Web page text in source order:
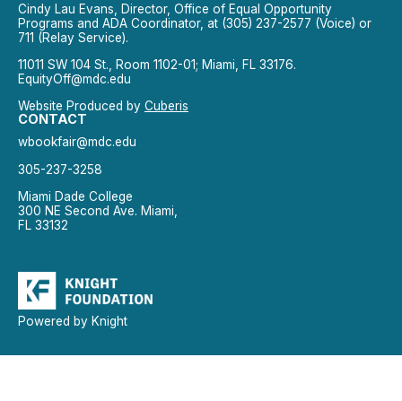
Cindy Lau Evans, Director, Office of Equal Opportunity
Programs and ADA Coordinator, at (305) 237-2577 (Voice) or
711 (Relay Service).
11011 SW 104 St., Room 1102-01; Miami, FL 33176.
EquityOff@mdc.edu
Website Produced by Cuberis
CONTACT
wbookfair@mdc.edu
305-237-3258
Miami Dade College
300 NE Second Ave. Miami,
FL 33132
Powered by Knight